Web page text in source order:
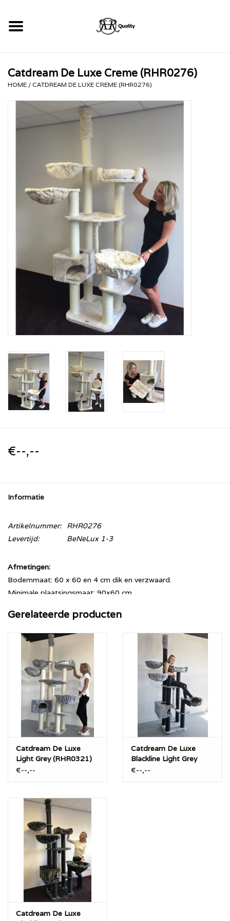
RHRQuality Krabpalen
Catdream De Luxe Creme (RHR0276)
HOME / CATDREAM DE LUXE CREME (RHR0276)
€--,--
Informatie
Artikelnummer:
RHR0276
Levertijd:
BeNeLux 1-3
Afmetingen:
Bodemmaat: 60 x 60 en 4 cm dik en verzwaard.
Minimale plaatsingsmaat: 90x60 cm
295cm)
Sisalpalen: 12 cm diameter met volledig sisal.
Hangmatten: 45cmØ (Draag gewicht tot 20 KG!)
Omschrijving:
- Klemt tegen uw plafond
- Verstelbaar van 240 tot 265 cm (Hoger of lager op verzoek)
Beschikbare kleurpatronen:
Creme (Creme Sisal)
“Blackline” Donker Grijs (Zwart Sisal)
Gerelateerde producten
Catdream De Luxe
Light Grey (RHR0321)
€--,--
Catdream De Luxe
Blackline Light Grey
(RHR365)
€--,--
Catdream De Luxe